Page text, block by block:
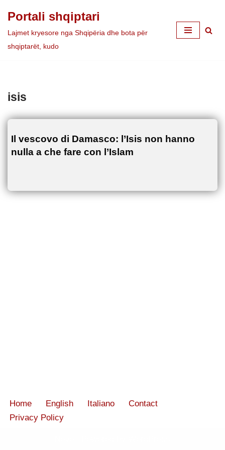
Skip
to
Portali shqiptari
Lajmet kryesore nga Shqipëria dhe bota për
shqiptarët, kudo
isis
Il vescovo di Damasco: l’Isis non hanno
nulla a che fare con l’Islam
Home English Italiano
Contact
Privacy Policy